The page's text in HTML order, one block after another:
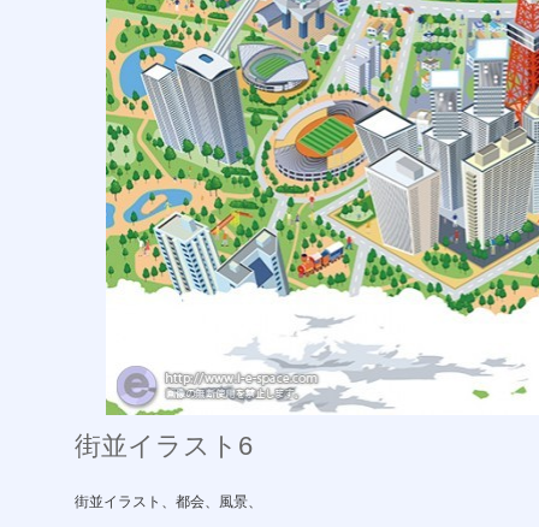
街並イラスト6
街並イラスト、都会、風景、